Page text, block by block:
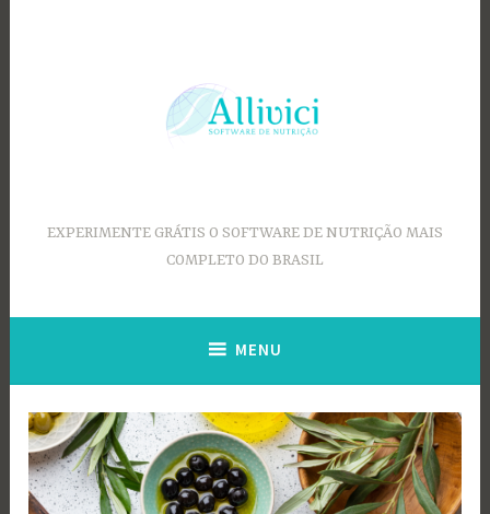
EXPERIMENTE GRÁTIS O SOFTWARE DE NUTRIÇÃO MAIS
COMPLETO DO BRASIL
MENU